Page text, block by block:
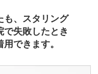
も、スタリング
失敗したとき
できます。